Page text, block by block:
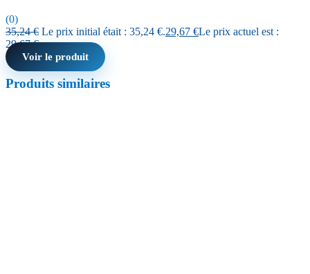
(0)
35,24€ Le prix initial était : 35,24 €.29,67 €Le prix actuel est :
29,67 €.
Voir le produit
Produits similaires